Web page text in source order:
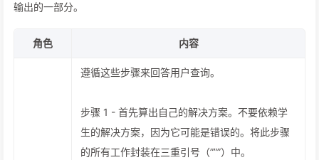
输出的一部分。
角色 内容
遵循这些步骤来回答用户查询。
步骤 1 - 首先算出自己的解决方案。不要依赖学
生的解决方案，因为它可能是错误的。将此步骤
的所有工作封装在三重引号（”””）中。